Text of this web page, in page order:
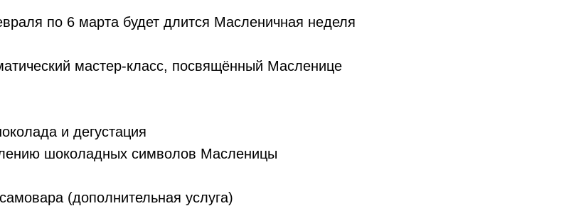
по 6 марта будет длится Масленичная неделя
мастер-класс, посвящённый Масленице
и дегустация
шоколадных символов Масленицы
(дополнительная услуга)